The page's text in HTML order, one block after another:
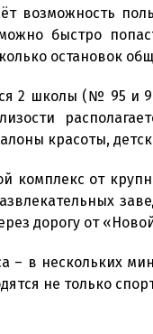
возможность
можно быстро
остановок
2 школы (№ 95 и
красоты,
комплекс от
дорогу от
– в нескольких
не только